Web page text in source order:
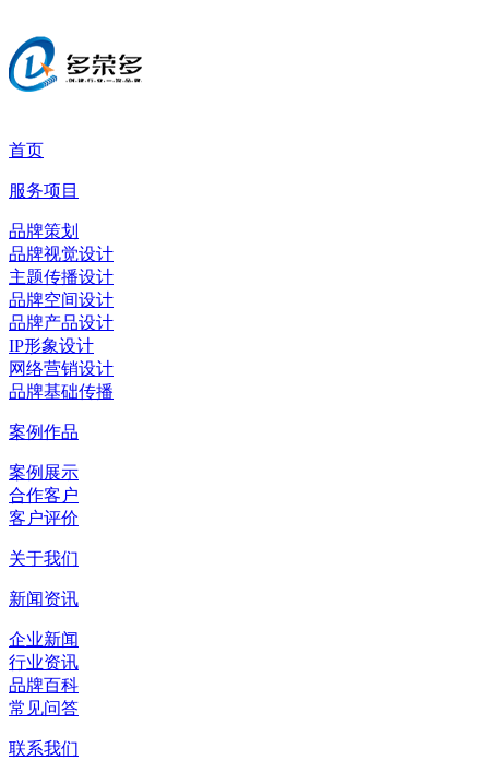
首页
服务项目
品牌策划
品牌视觉设计
主题传播设计
品牌空间设计
品牌产品设计
IP形象设计
网络营销设计
品牌基础传播
案例作品
案例展示
合作客户
客户评价
关于我们
新闻资讯
企业新闻
行业资讯
品牌百科
常见问答
联系我们